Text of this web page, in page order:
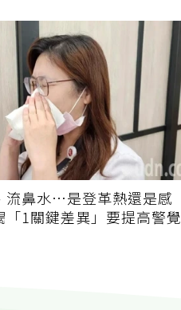
流鼻水⋯是登革熱還是感
「1關鍵差異」要提高警覺